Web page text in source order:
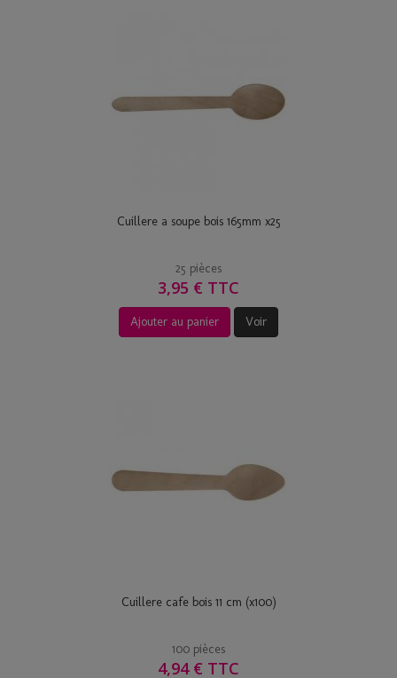
Cuillere a soupe bois 165mm x25
25 pièces
3,95 € TTC
Ajouter au panier Voir
Cuillere cafe bois 11 cm (x100)
100 pièces
4,94 € TTC